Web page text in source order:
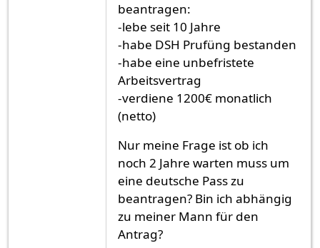
beantragen:
-lebe seit 10 Jahre
-habe DSH Prufüng bestanden
-habe eine unbefristete
Arbeitsvertrag
-verdiene 1200€ monatlich
(netto)
Nur meine Frage ist ob ich
noch 2 Jahre warten muss um
eine deutsche Pass zu
beantragen? Bin ich abhängig
zu meiner Mann für den
Antrag?